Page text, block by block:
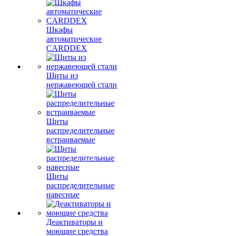
Шкафы
автоматические
CARDDEX
Щиты из
нержавеющей стали
Щиты
распределительные
встраиваемые
Щиты
распределительные
навесные
Деактиваторы и
моющие средства